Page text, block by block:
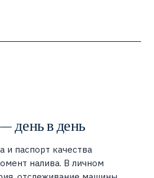
день в день
и паспорт качества
налива. В личном